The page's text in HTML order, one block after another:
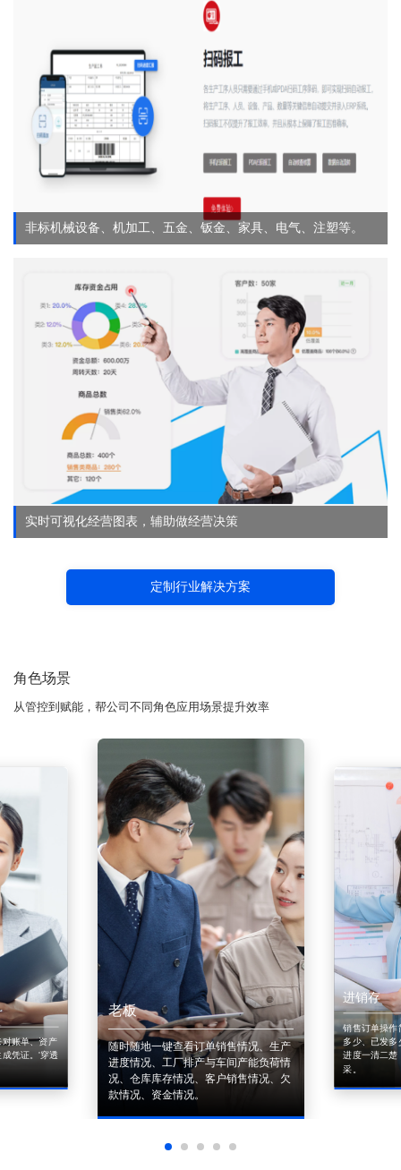
非标机械设备、机加工、五金、钣金、家具、电气、注塑等。
实时可视化经营图表，辅助做经营决策
定制行业解决方案
角色场景
从管控到赋能，帮公司不同角色应用场景提升效率
账单、资产
凭证。'穿透
老板
随时随地一键查看订单销售情况、生产
进度情况、工厂排产与车间产能负荷情
况、仓库库存情况、客户销售情况、欠
款情况、资金情况。
进销存
销售订单操作
多少、已发多
进度一清二楚
采。